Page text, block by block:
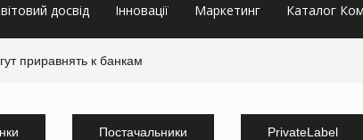
досвід Інновації Маркетинг Каталог
приравнять к банкам
Постачальники PrivateLabel